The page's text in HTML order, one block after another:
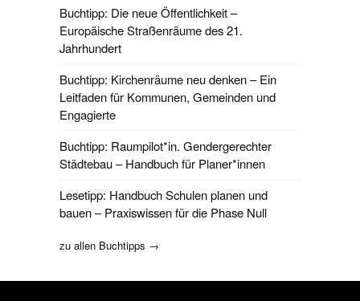
Buchtipp: Die neue Öffentlichkeit –
Europäische Straßenräume des 21.
Jahrhundert
Buchtipp: Kirchenräume neu denken – Ein
Leitfaden für Kommunen, Gemeinden und
Engagierte
Buchtipp: Raumpilot*in. Gendergerechter
Städtebau – Handbuch für Planer*innen
Lesetipp: Handbuch Schulen planen und
bauen – Praxiswissen für die Phase Null
zu allen Buchtipps →